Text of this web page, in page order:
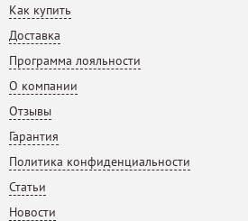
Как купить
Доставка
Программа лояльности
О компании
Отзывы
Гарантия
Политика конфиденциальности
Статьи
Новости